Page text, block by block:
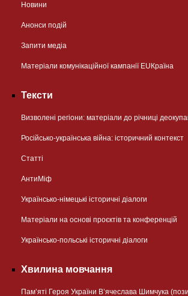
Новини
Анонси подій
Запити медіа
Матеріали комунікаційної кампанії EUКраїна
Тексти
Визволені регіони: матеріали до річниці
Російсько-українська війна: історичний контекст
Статті
АнтиМіф
Українсько-німецькі історичні діалоги
Матеріали на основі проєктів та конференцій
Українсько-польські історичні діалоги
Хвилина мовчання
Пам’яті Героя України В’ячеслава Шимчука